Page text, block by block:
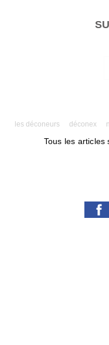
les déconeurs déconex
Tous les articles